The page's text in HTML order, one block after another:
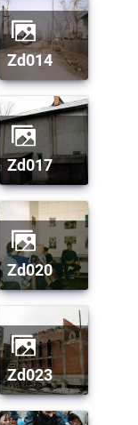
zd014
zd017
zd020
zd023